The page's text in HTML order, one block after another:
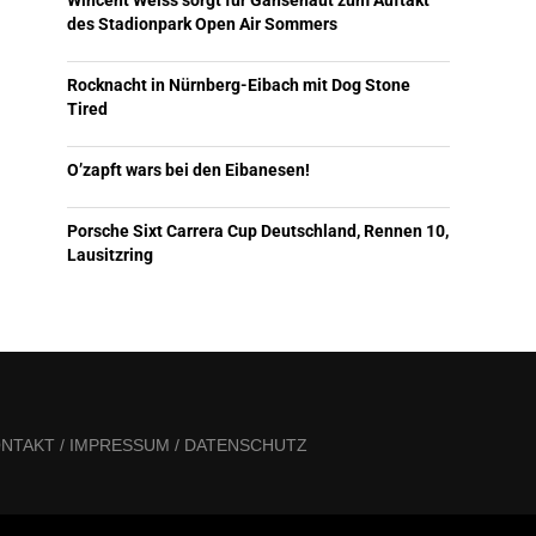
des Stadionpark Open Air Sommers
Rocknacht in Nürnberg-Eibach mit Dog Stone
Tired
O’zapft wars bei den Eibanesen!
Porsche Sixt Carrera Cup Deutschland, Rennen 10,
Lausitzring
/ IMPRESSUM / DATENSCHUTZ